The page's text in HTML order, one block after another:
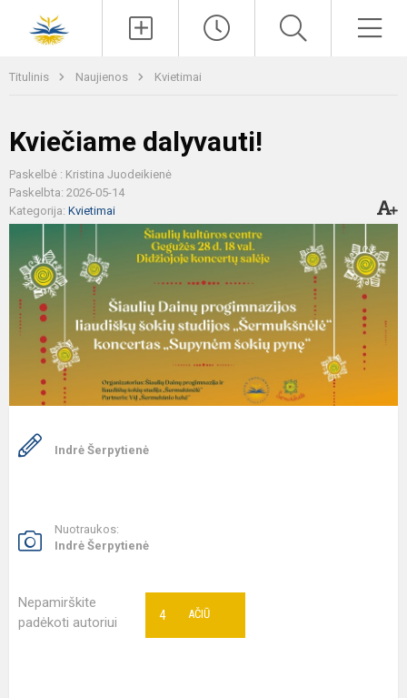
Titulinis Naujienos Kvietimai
Kviečiame dalyvauti!
Paskelbė : Kristina Juodeikienė
Paskelbta: 2026-05-14
Kategorija: Kvietimai
Indrė Šerpytienė
Nuotraukos:
Indrė Šerpytienė
Nepamirškite
padėkoti autoriui
AČIŪ
4